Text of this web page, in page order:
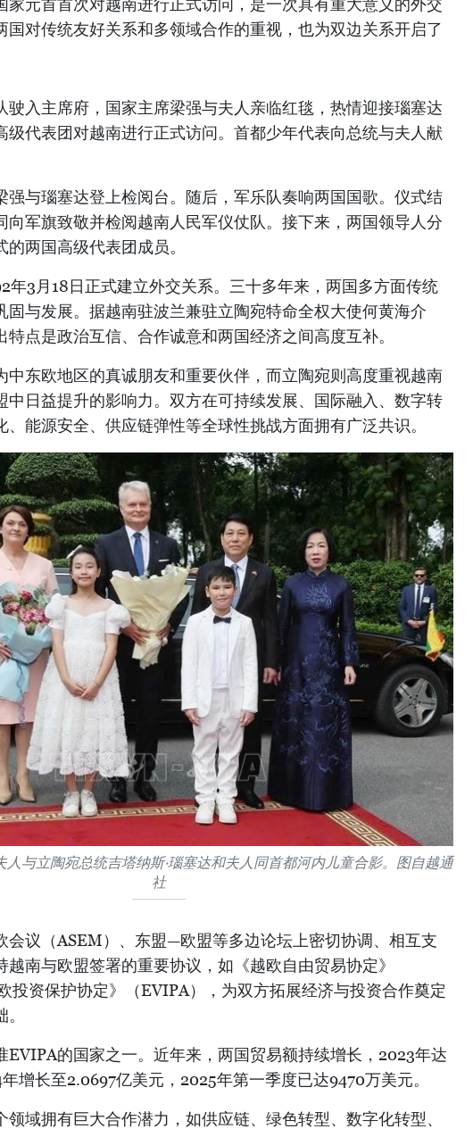
家元首首次对越南进行正式访问，是一次具有重大意义的外交
国对传统友好关系和多领域合作的重视，也为双边关系开启了
驶入主席府，国家主席梁强与夫人亲临红毯，热情迎接瑙塞达
级代表团对越南进行正式访问。首都少年代表向总统与夫人献
强与瑙塞达登上检阅台。随后，军乐队奏响两国国歌。仪式结
向军旗致敬并检阅越南人民军仪仗队。接下来，两国领导人分
两国高级代表团成员。
年3月18日正式建立外交关系。三十多年来，两国多方面传统
固与发展。据越南驻波兰兼驻立陶宛特命全权大使何黄海介
点是政治互信、合作诚意和两国经济之间高度互补。
中东欧地区的真诚朋友和重要伙伴，而立陶宛则高度重视越南
中日益提升的影响力。双方在可持续发展、国际融入、数字转
、能源安全、供应链弹性等全球性挑战方面拥有广泛共识。
人与立陶宛总统吉塔纳斯·瑙塞达和夫人同首都河内儿童合影。图自越通
社
会议（ASEM）、东盟—欧盟等多边论坛上密切协调、相互支
越南与欧盟签署的重要协议，如《越欧自由贸易协定》
投资保护协定》（EVIPA），为双方拓展经济与投资合作奠定
EVIPA的国家之一。近年来，两国贸易额持续增长，2023年达
增长至2.0697亿美元，2025年第一季度已达9470万美元。
领域拥有巨大合作潜力，如供应链、绿色转型、数字化转型、